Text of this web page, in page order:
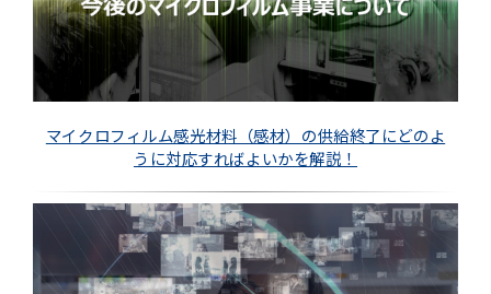
マイクロフィルム感光材料（感材）の供給終了にどのよ
うに対応すればよいかを解説！